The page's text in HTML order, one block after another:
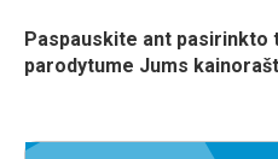
Paspauskite ant pasirinkto
parodytume Jums